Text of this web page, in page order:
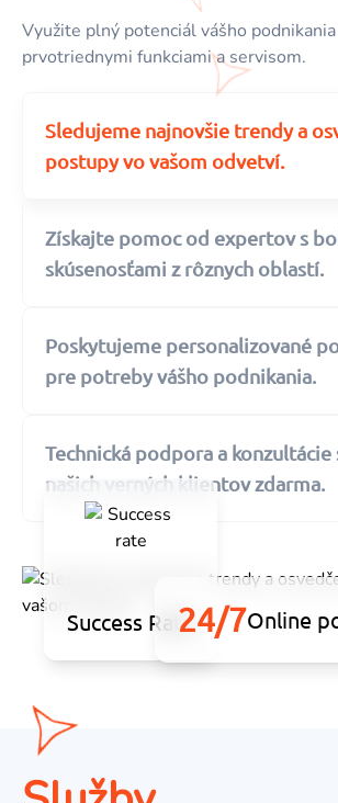
Využite plný potenciál vášho
prvotriednymi funkciami a servisom.
Sledujeme najnovšie trendy a
postupy vo vašom odvetví.
Získajte pomoc od expertov s
skúsenosťami z rôznych oblastí.
Poskytujeme personalizované
pre potreby vášho podnikania.
Technická podpora a konzultácie
našich verných klientov zdarma.
Success Rate24/7Online